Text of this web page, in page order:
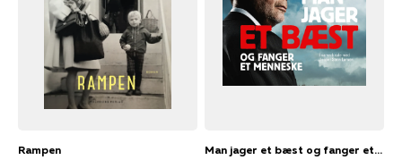
Rampen Man jager et bæst og fanger et menneske